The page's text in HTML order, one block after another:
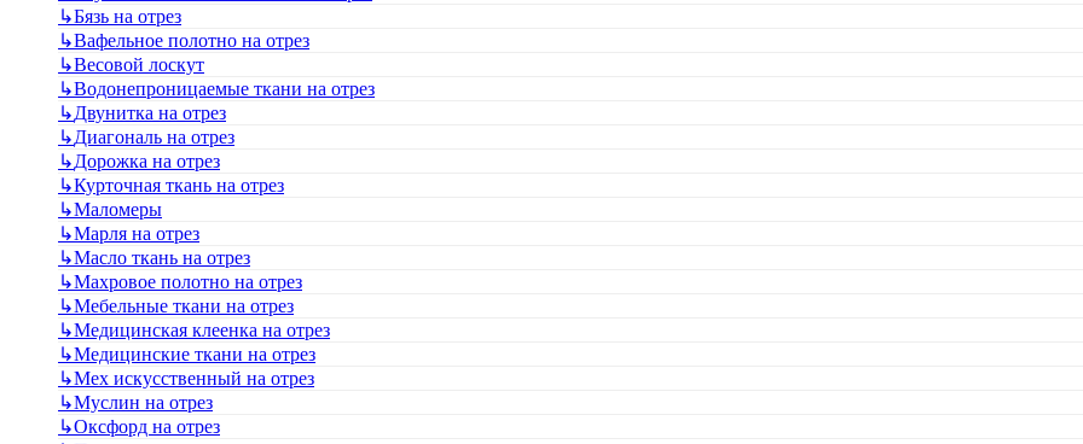
↳Бязь на отрез
↳Вафельное полотно на отрез
↳Весовой лоскут
↳Водонепроницаемые ткани на отрез
↳Двунитка на отрез
↳Диагональ на отрез
↳Дорожка на отрез
↳Курточная ткань на отрез
↳Маломеры
↳Марля на отрез
↳Масло ткань на отрез
↳Махровое полотно на отрез
↳Мебельные ткани на отрез
↳Медицинская клеенка на отрез
↳Медицинские ткани на отрез
↳Мех искусственный на отрез
↳Муслин на отрез
↳Оксфорд на отрез